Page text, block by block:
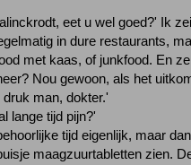
eet u wel goed?' Ik
in dure restaurants,
met kaas, of junkfood. En
Nou gewoon, als het
man, dokter.'
lange tijd pijn?'
tijd eigenlijk, maar
maagzuurtabletten zien.